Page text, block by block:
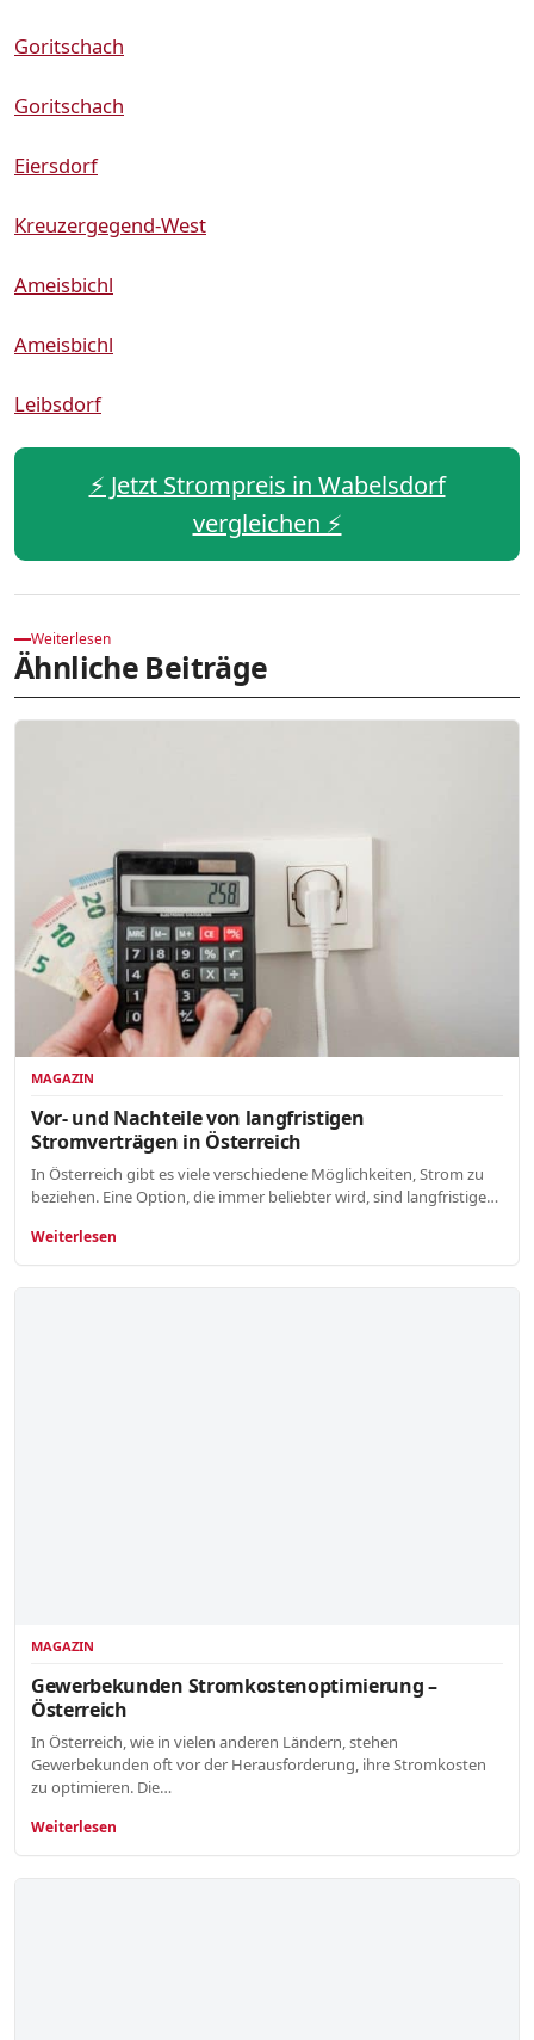
Goritschach
Goritschach
Eiersdorf
Kreuzergegend-West
Ameisbichl
Ameisbichl
Leibsdorf
⚡️ Jetzt Strompreis in Wabelsdorf
vergleichen ⚡️
Weiterlesen
Ähnliche Beiträge
MAGAZIN
Vor- und Nachteile von langfristigen
Stromverträgen in Österreich
In Österreich gibt es viele verschiedene Möglichkeiten, Strom zu
beziehen. Eine Option, die immer beliebter wird, sind langfristige…
Weiterlesen
MAGAZIN
Gewerbekunden Stromkostenoptimierung –
Österreich
In Österreich, wie in vielen anderen Ländern, stehen
Gewerbekunden oft vor der Herausforderung, ihre Stromkosten
zu optimieren. Die…
Weiterlesen